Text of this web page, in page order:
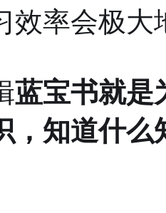
效率会极大
蓝宝书就是
，知道什么